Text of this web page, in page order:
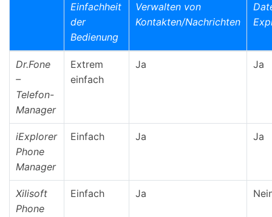
Einfachheit
der
Bedienung
Verwalten von
Kontakten/Nachrichten
Dr.Fone
–
Telefon-
Manager
Extrem
einfach
Ja Ja
iExplorer
Phone
Manager
Einfach Ja Ja
Xilisoft
Phone
Einfach Ja